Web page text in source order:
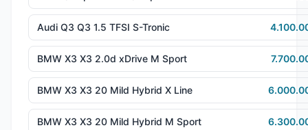
Audi Q3 Q3 1.5 TFSI S-Tronic
BMW X3 X3 2.0d xDrive M Sport
BMW X3 X3 20 Mild Hybrid X Line
BMW X3 X3 20 Mild Hybrid M Sport